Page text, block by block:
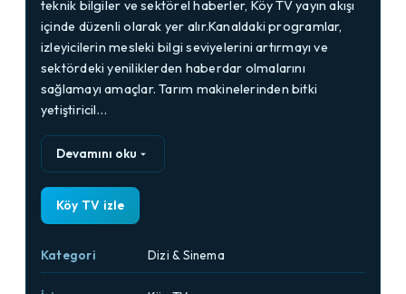
teknik bilgiler ve sektörel haberler, Köy TV yayın akışı
içinde düzenli olarak yer alır.Kanaldaki programlar,
izleyicilerin mesleki bilgi seviyelerini artırmayı ve
sektördeki yeniliklerden haberdar olmalarını
sağlamayı amaçlar. Tarım makinelerinden bitki
yetiştiricil…
Devamını oku
Köy TV izle
Kategori Dizi & Sinema